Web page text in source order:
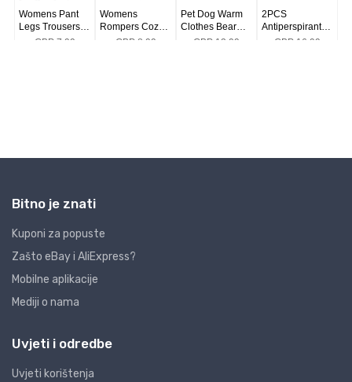
Bitno je znati
Kuponi za popuste
Zašto eBay i AliExpress?
Mobilne aplikacije
Mediji o nama
Uvjeti i odredbe
Uvjeti korištenja